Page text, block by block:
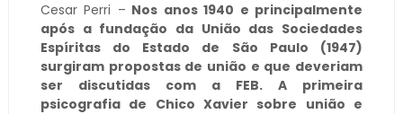
Cesar Perri – Nos anos 1940 e principalmente
após a fundação da União das Sociedades
Espíritas do Estado de São Paulo (1947)
surgiram propostas de união e que deveriam
ser discutidas com a FEB. A primeira
psicografia de Chico Xavier sobre união e